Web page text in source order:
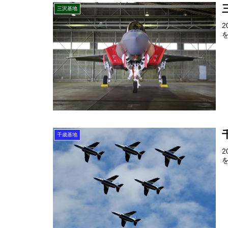
三沢基地
千歳基地